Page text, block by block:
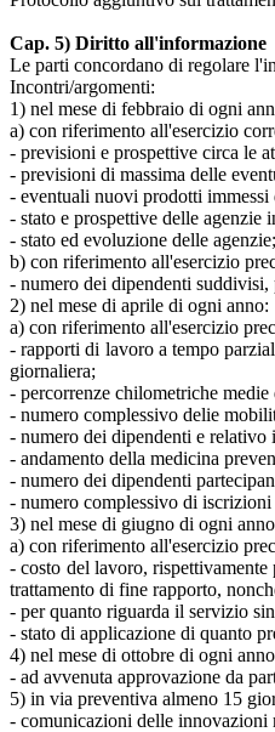
Cap. 5) Diritto all'informazione
Le parti concordano di regolare
Incontri/argomenti:
1) nel mese di febbraio di ogni
a) con riferimento all'esercizio
- previsioni e prospettive circa le
- previsioni di massima delle
- eventuali nuovi prodotti immessi
- stato e prospettive delle agenzie
- stato ed evoluzione delle agenzie;
b) con riferimento all'esercizio
- numero dei dipendenti suddivisi,
2) nel mese di aprile di ogni anno:
a) con riferimento all'esercizio
- rapporti di lavoro a tempo
giornaliera;
- percorrenze chilometriche
- numero complessivo delie
- numero dei dipendenti e relativo
- andamento della medicina
- numero dei dipendenti
- numero complessivo di
3) nel mese di giugno di ogni
a) con riferimento all'esercizio
- costo del lavoro,
trattamento di fine rapporto,
- per quanto riguarda il servizio
- stato di applicazione di quanto
4) nel mese di ottobre di ogni
- ad avvenuta approvazione da
5) in via preventiva almeno 15
- comunicazioni delle innovazioni